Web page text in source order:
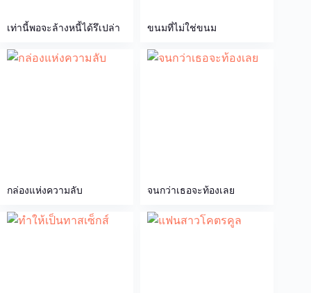
เท่านี้พอจะล้างหนี้ได้รึเปล่า ขนมที่ไม่ใช่ขนม
กล่องแห่งความลับ จนกว่าเธอจะท้องเลย